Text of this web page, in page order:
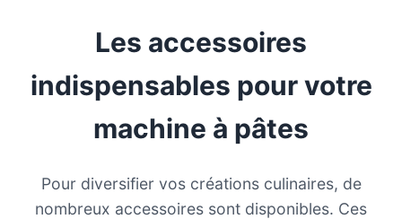
Les accessoires
indispensables pour votre
machine à pâtes
Pour diversifier vos créations culinaires, de
nombreux accessoires sont disponibles. Ces